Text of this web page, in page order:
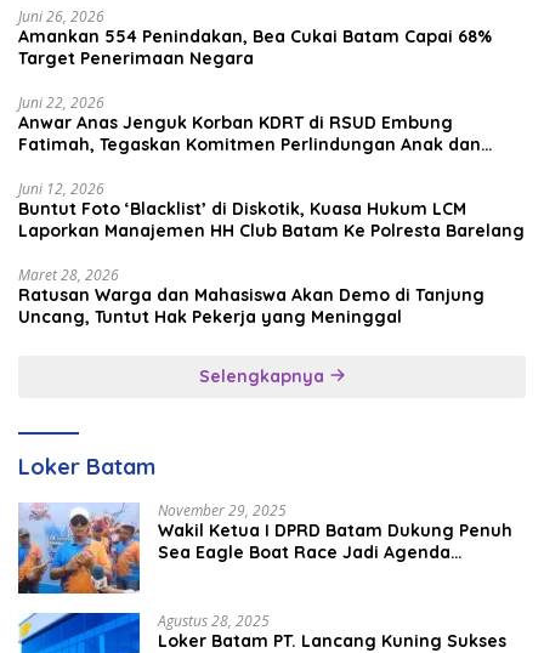
Juni 26, 2026
Amankan 554 Penindakan, Bea Cukai Batam Capai 68%
Target Penerimaan Negara
Juni 22, 2026
Anwar Anas Jenguk Korban KDRT di RSUD Embung
Fatimah, Tegaskan Komitmen Perlindungan Anak dan
Juni 12, 2026
Buntut Foto ‘Blacklist’ di Diskotik, Kuasa Hukum LCM
Laporkan Manajemen HH Club Batam Ke Polresta Barelang
Maret 28, 2026
Ratusan Warga dan Mahasiswa Akan Demo di Tanjung
Uncang, Tuntut Hak Pekerja yang Meninggal
Selengkapnya
Loker Batam
November 29, 2025
Wakil Ketua I DPRD Batam Dukung Penuh
Sea Eagle Boat Race Jadi Agenda
Agustus 28, 2025
Loker Batam PT. Lancang Kuning Sukses